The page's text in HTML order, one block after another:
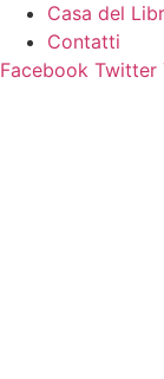
Casa del
Contatti
Facebook Twitter